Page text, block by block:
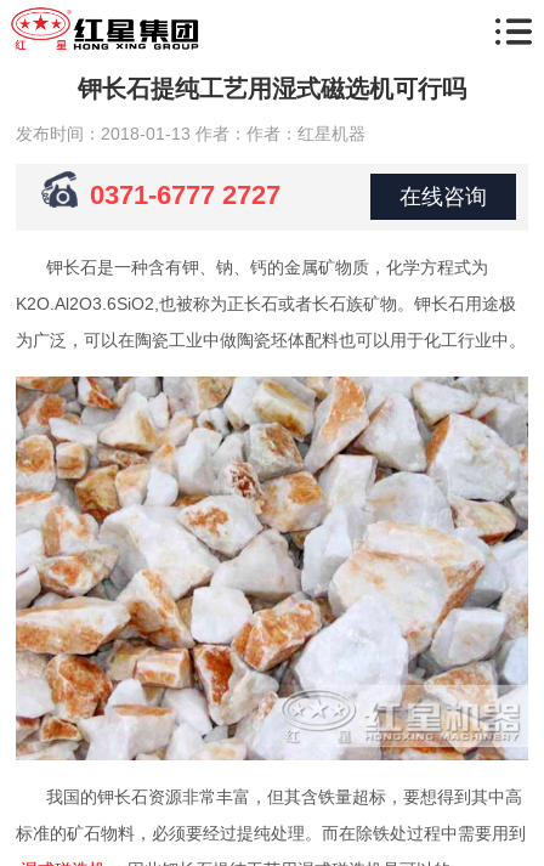
钾长石提纯工艺用湿式磁选机可行吗
发布时间：2018-01-13 作者：作者：红星机器
0371-6777 2727 在线咨询
钾长石是一种含有钾、钠、钙的金属矿物质，化学方程式为
K2O.Al2O3.6SiO2,也被称为正长石或者长石族矿物。钾长石用途极
为广泛，可以在陶瓷工业中做陶瓷坯体配料也可以用于化工行业中。
我国的钾长石资源非常丰富，但其含铁量超标，要想得到其中高
标准的矿石物料，必须要经过提纯处理。而在除铁处过程中需要用到